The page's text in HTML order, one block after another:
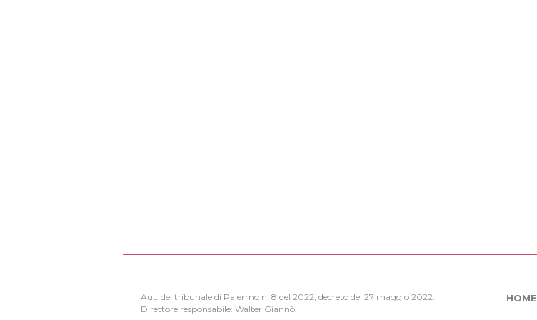
Aut. del tribunale di Palermo n. 8 del 2022, decreto del 27 maggio 2022.
Direttore responsabile: Walter Giannò.
HOME